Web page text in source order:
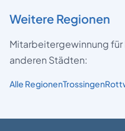
Weitere Regionen
Mitarbeitergewinnung
anderen Städten:
Alle RegionenTrossingen